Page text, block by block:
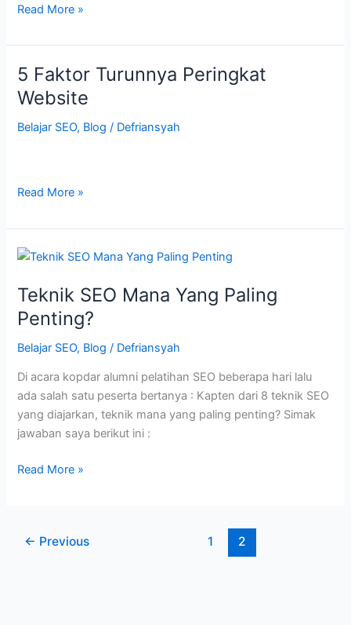
Peringkat
Turun?
Ini
yang
Dilakukan
Alumni
Read More »
5 Faktor Turunnya Peringkat
Website
Belajar SEO, Blog / Defriansyah
5
Turunnya
Peringkat
Read More »
Teknik SEO Mana Yang Paling
Penting?
Belajar SEO, Blog / Defriansyah
Di acara kopdar alumni pelatihan SEO beberapa hari lalu
ada salah satu peserta bertanya : Kapten dari 8 teknik SEO
yang diajarkan, teknik mana yang paling penting? Simak
jawaban saya berikut ini :
Teknik
Paling
Read More »
← Previous 1 2